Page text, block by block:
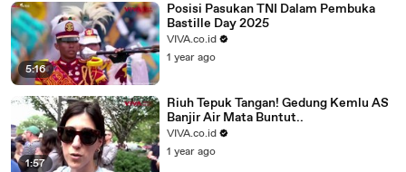
5:16
Posisi Pasukan TNI Dalam Pembuka
Bastille Day 2025
VIVA.co.id
1 year ago
1:57
Riuh Tepuk Tangan! Gedung Kemlu AS
Banjir Air Mata Buntut..
VIVA.co.id
1 year ago